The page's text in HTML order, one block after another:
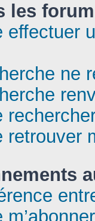
les
effectuer
ne
retrouver